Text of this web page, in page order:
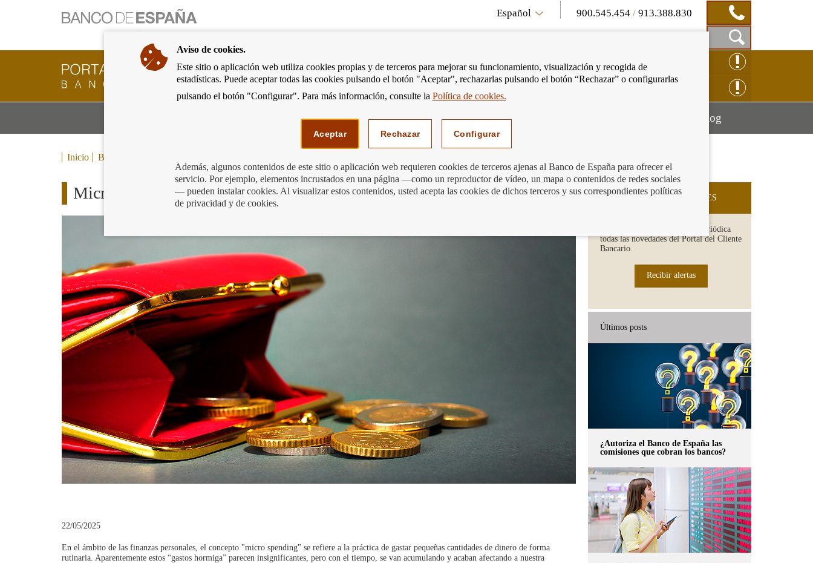
Ir
a
página
de
inicio
del
Español 900.545.454 /913.388.830
Mostrar
Caja
de
Búsqueda
Cliente
Bancario
Banco
ir
a
RECLAMACIÓN ONLINE
Podemos ayudarte Mostrar
menú
BlogMostrar
Inicio Blog
Micro spending o el arte de gastar al tuntún
22/05/2025
En el ámbito de las finanzas personales, el concepto "micro spending" se refiere a la práctica de gastar pequeñas cantidades de dinero de forma
rutinaria. Aparentemente estos “gastos hormiga” parecen insignificantes, pero con el tiempo, se van acumulando y acaban afectando a nuestra
SUSCRIPCIÓN A NOVEDADES
Recibe en tu email de forma periódica
todas las novedades del Portal del Cliente
Bancario.
Recibir alertas
Últimos posts
¿Autoriza el Banco de España las
comisiones que cobran los bancos?
Aviso de cookies.
Este sitio o aplicación web utiliza cookies propias y de terceros para mejorar su funcionamiento, visualización y recogida de
estadísticas. Puede aceptar todas las cookies pulsando el botón "Aceptar", rechazarlas pulsando el botón “Rechazar” o configurarlas
pulsando el botón "Configurar". Para más información, consulte la Política de cookies.
Aceptar Rechazar Configurar
Además, algunos contenidos de este sitio o aplicación web requieren cookies de terceros ajenas al Banco de España para ofrecer el
servicio. Por ejemplo, elementos incrustados en una página —como un reproductor de vídeo, un mapa o contenidos de redes sociales
— pueden instalar cookies. Al visualizar estos contenidos, usted acepta las cookies de dichos terceros y sus correspondientes políticas
de privacidad y de cookies.